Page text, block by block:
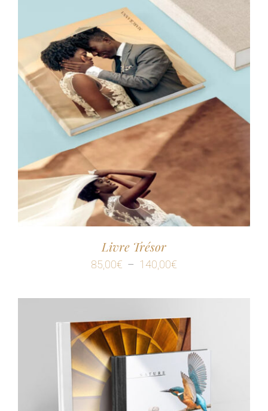
Livre Trésor
85,00€ – 140,00€
prix :
85,00€
à
140,00€